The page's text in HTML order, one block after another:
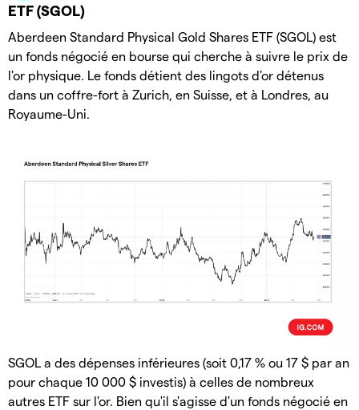
ETF (SGOL)
Aberdeen Standard Physical Gold Shares ETF (SGOL) est
un fonds négocié en bourse qui cherche à suivre le prix de
l'or physique. Le fonds détient des lingots d'or détenus
dans un coffre-fort à Zurich, en Suisse, et à Londres, au
Royaume-Uni.
SGOL a des dépenses inférieures (soit 0,17 % ou 17 $ par an
pour chaque 10 000 $ investis) à celles de nombreux
autres ETF sur l'or. Bien qu'il s'agisse d'un fonds négocié en